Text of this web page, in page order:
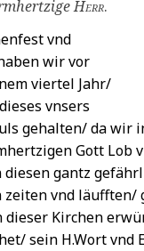
Herr.
vnd
wir vor
viertel Jahr/
vnsers
gehalten/ da wir
Gott Lob
gantz
vnd läufften/
dieser Kirchen
sein H.Wort vnd